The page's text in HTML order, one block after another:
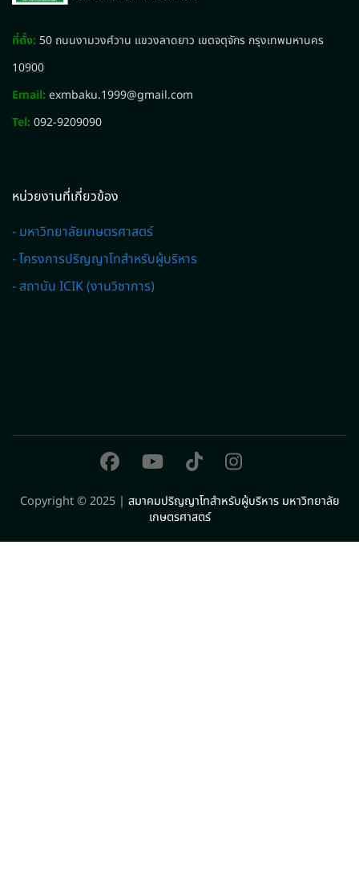
ที่ตั้ง: 50 ถนนงามวงศ์วาน แขวงลาดยาว เขตจตุจักร กรุงเทพมหานคร
10900
Email: exmbaku.1999@gmail.com
Tel: 092-9209090
หน่วยงานที่เกี่ยวข้อง
- มหาวิทยาลัยเกษตรศาสตร์
- โครงการปริญญาโทสำหรับผู้บริหาร
- สถาบัน ICIK (งานวิชาการ)
Copyright © 2025 | สมาคมปริญญาโทสำหรับผู้บริหาร มหาวิทยาลัย
เกษตรศาสตร์